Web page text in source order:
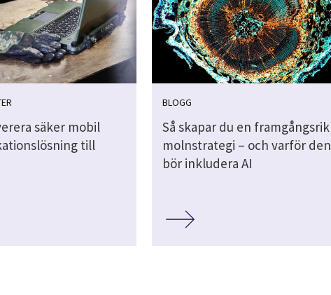
säker mobil
till
BLOGG
Så skapar du en framgångsrik
molnstrategi – och varför den
bör inkludera AI